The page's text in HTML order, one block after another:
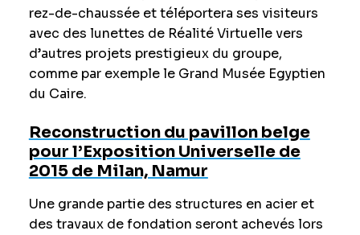
rez-de-chaussée et téléportera ses visiteurs
avec des lunettes de Réalité Virtuelle vers
d’autres projets prestigieux du groupe,
comme par exemple le Grand Musée Egyptien
du Caire.
Reconstruction du pavillon belge
pour l’Exposition Universelle de
2015 de Milan, Namur
Une grande partie des structures en acier et
des travaux de fondation seront achevés lors